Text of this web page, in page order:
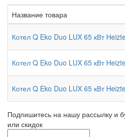
Название товара
Котел Q Eko Duo LUX 65 кВт
Котел Q Eko Duo LUX 65 кВт
Котел Q Eko Duo LUX 65 кВт
Подпишитесь на нашу рассылку и
или скидок